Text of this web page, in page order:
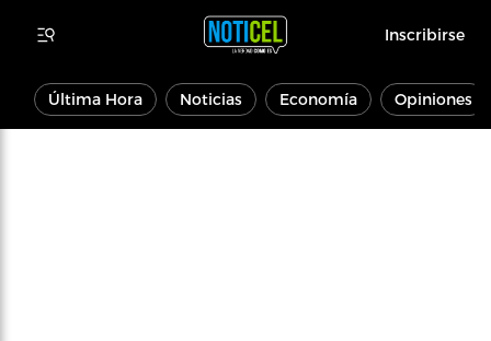
Inscribirse
Última Hora Noticias Economía Opiniones